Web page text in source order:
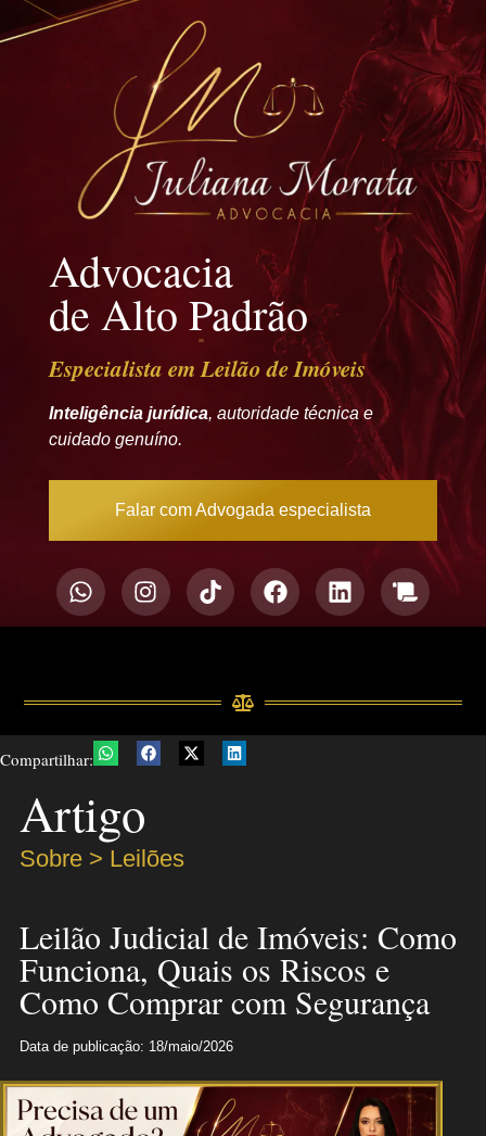
Advocacia
de Alto Padrão
Especialista em Leilão de Imóveis
Inteligência jurídica, autoridade técnica e
cuidado genuíno.
Falar com Advogada especialista
Compartilhar:
Artigo
Sobre > Leilões
Leilão Judicial de Imóveis: Como
Funciona, Quais os Riscos e
Como Comprar com Segurança
Data de publicação: 18/maio/2026